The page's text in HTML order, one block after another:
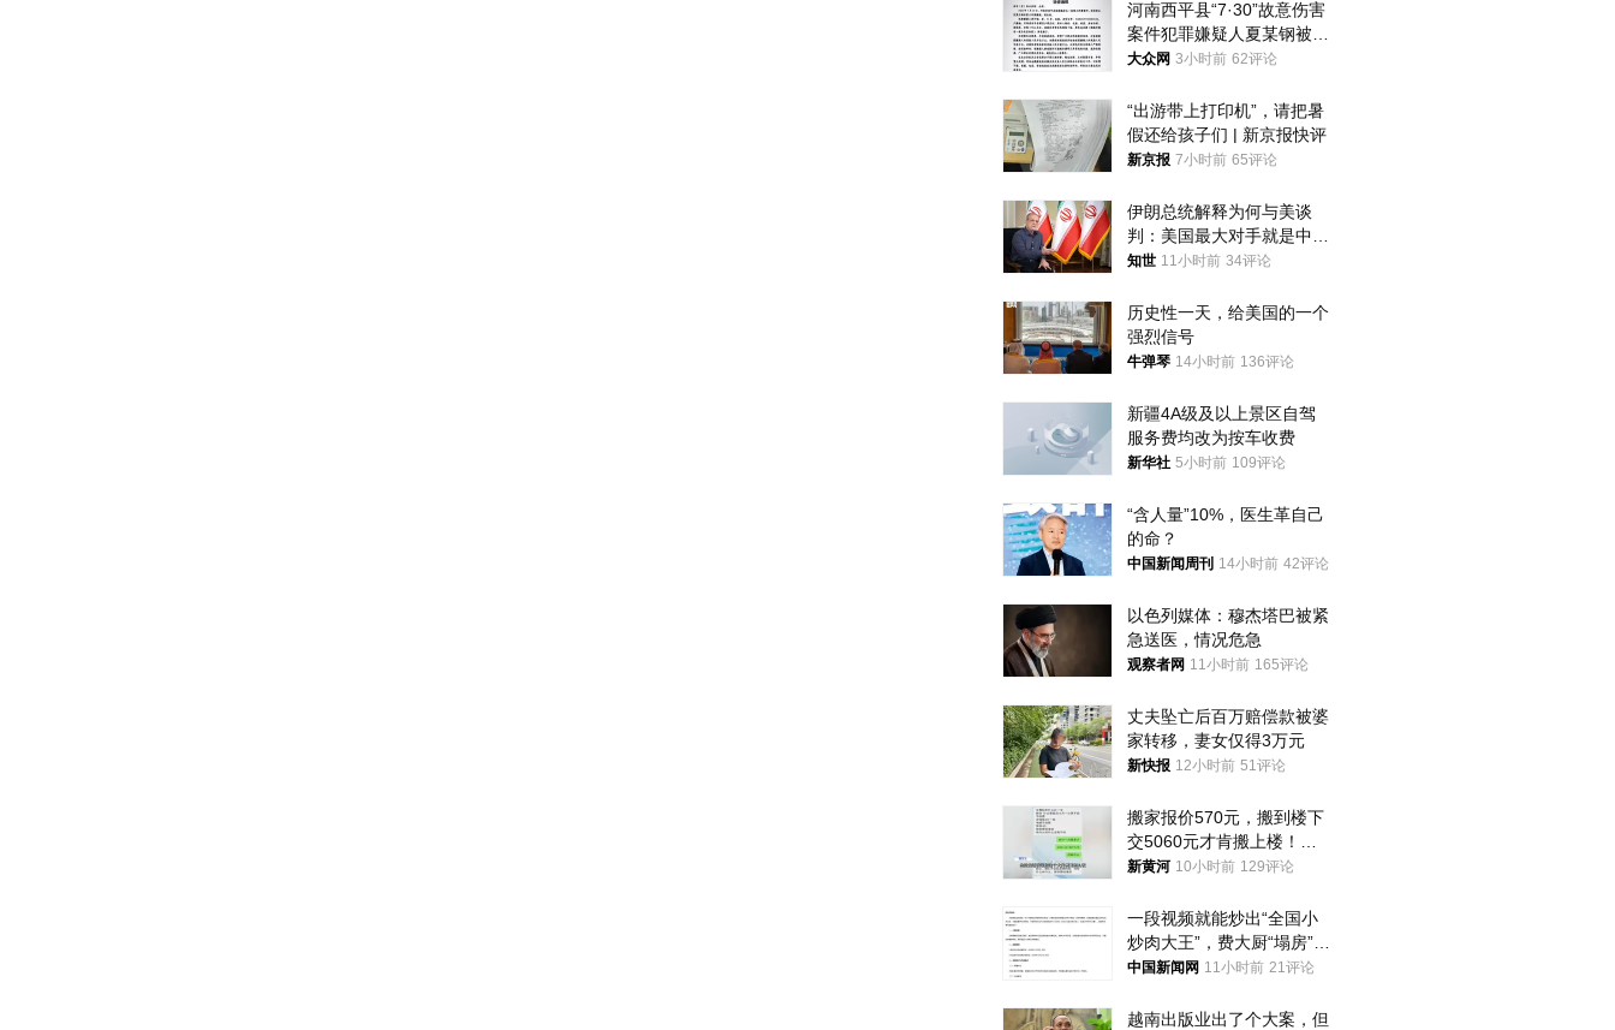
河南西平县“7·30”故意伤害
案件犯罪嫌疑人夏某钢被抓
获
大众网 3小时前 62评论
“出游带上打印机”，请把暑
假还给孩子们 | 新京报快评
新京报 7小时前 65评论
伊朗总统解释为何与美谈
判：美国最大对手就是中
国，但他们也在对话
知世 11小时前 34评论
历史性一天，给美国的一个
强烈信号
牛弹琴 14小时前 136评论
新疆4A级及以上景区自驾
服务费均改为按车收费
新华社 5小时前 109评论
“含人量”10%，医生革自己
的命？
中国新闻周刊 14小时前 42评论
以色列媒体：穆杰塔巴被紧
急送医，情况危急
观察者网 11小时前 165评论
丈夫坠亡后百万赔偿款被婆
家转移，妻女仅得3万元
新快报 12小时前 51评论
搬家报价570元，搬到楼下
交5060元才肯搬上楼！女
子傻眼了……
新黄河 10小时前 129评论
一段视频就能炒出“全国小
炒肉大王”，费大厨“塌房”了
吗？
中国新闻网 11小时前 21评论
越南出版业出了个大案，但